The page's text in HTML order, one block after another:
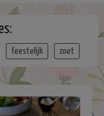
feestelijk zoet